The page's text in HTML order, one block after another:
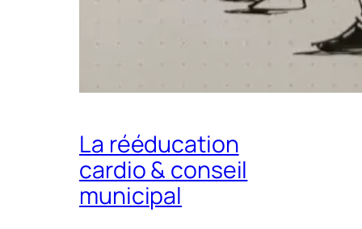
La rééducation
cardio & conseil
municipal